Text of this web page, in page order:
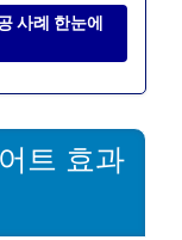
사례 한눈에
트 효과